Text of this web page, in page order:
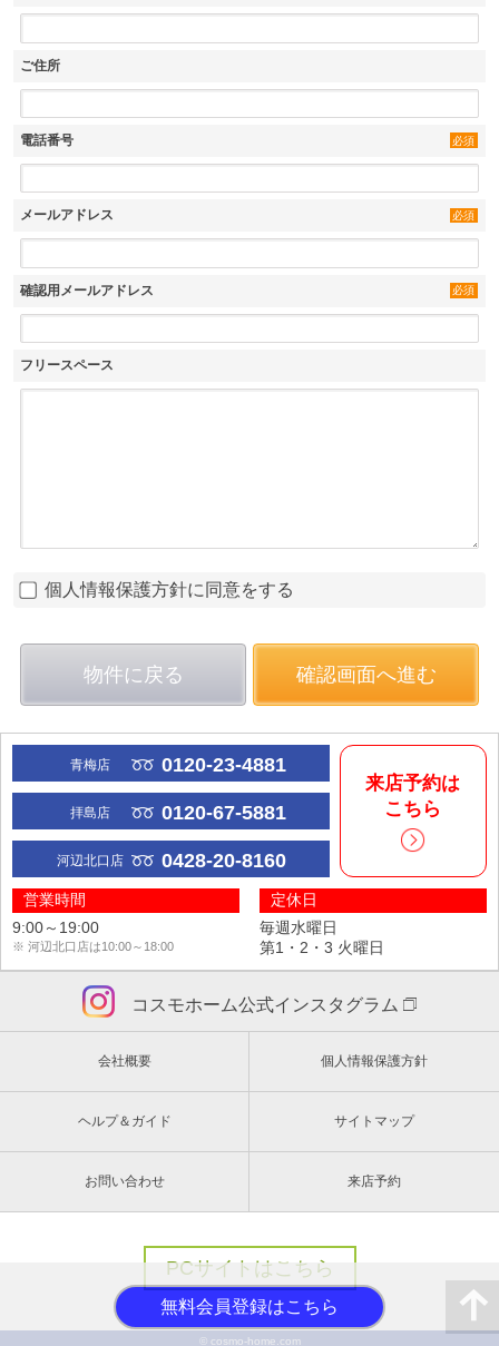
ご住所
電話番号 必須
メールアドレス 必須
確認用メールアドレス 必須
フリースペース
個人情報保護方針に同意をする
物件に戻る 確認画面へ進む
青梅店 0120-23-4881
拝島店 0120-67-5881
河辺北口店 0428-20-8160
来店予約は
こちら
営業時間
9:00～19:00
※ 河辺北口店は10:00～18:00
定休日
毎週水曜日
第1・2・3 火曜日
コスモホーム公式インスタグラム
会社概要 個人情報保護方針
ヘルプ＆ガイド サイトマップ
お問い合わせ 来店予約
PCサイトはこちら
© cosmo-home.com